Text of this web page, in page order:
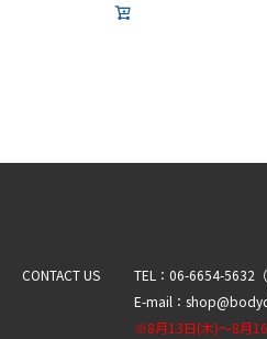
CONTACT US
TEL：06-6654-5632
E-mail：
※8月13日(木)～8月